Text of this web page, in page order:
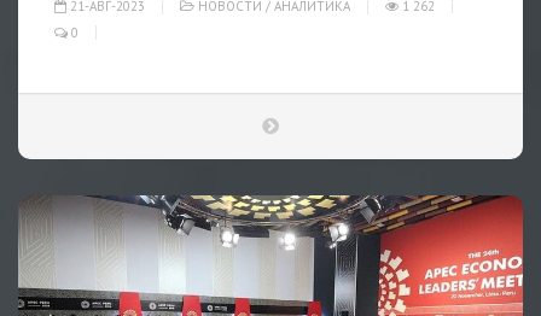
21-АВГ-2023 НОВОСТИ / АНАЛИТИКА
1 262
0